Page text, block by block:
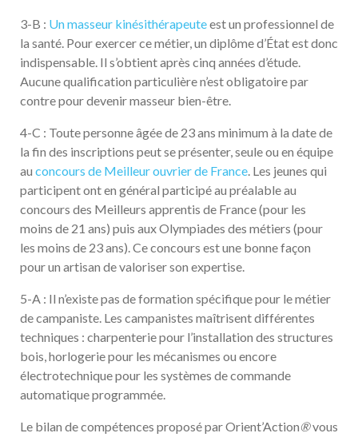
3-B : Un masseur kinésithérapeuteest un professionnel de
la santé. Pour exercer ce métier, un diplôme d’État est donc
indispensable. Il s’obtient après cinq années d’étude.
Aucune qualification particulière n’est obligatoire par
contre pour devenir masseur bien-être.
4-C : Toute personne âgée de 23 ans minimum à la date de
la fin des inscriptions peut se présenter, seule ou en équipe
au concours de Meilleur ouvrier de France . Les jeunes qui
participent ont en général participé au préalable au
concours des Meilleurs apprentis de France (pour les
moins de 21 ans) puis aux Olympiades des métiers (pour
les moins de 23 ans). Ce concours est une bonne façon
pour un artisan de valoriser son expertise.
5-A : Il n’existe pas de formation spécifique pour le métier
de campaniste. Les campanistes maîtrisent différentes
techniques : charpenterie pour l’installation des structures
bois, horlogerie pour les mécanismes ou encore
électrotechnique pour les systèmes de commande
automatique programmée.
Le bilan de compétences proposé par Orient’Action®vous